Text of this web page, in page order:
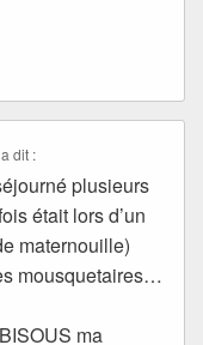
a dit :
plusieurs
était lors d’un
maternouille)
mousquetaires…
ma